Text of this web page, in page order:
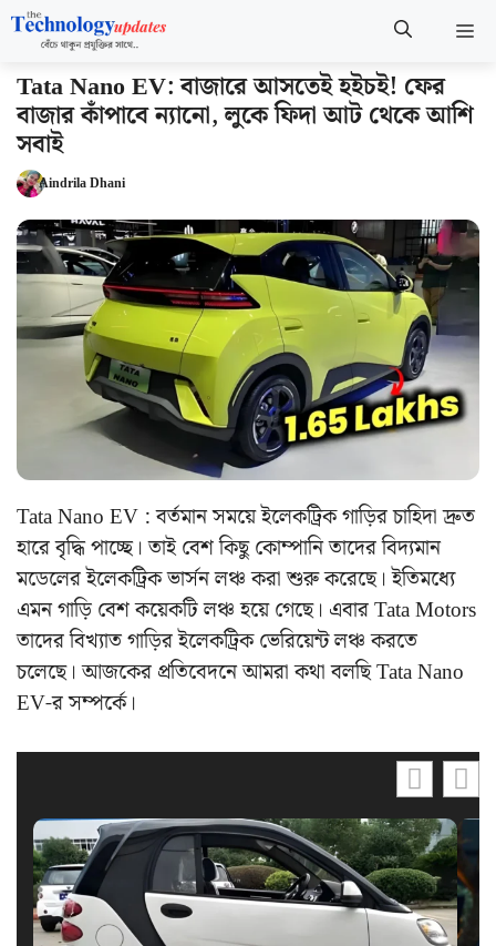
Skip
content
Tata Nano EV: বাজারে আসতেই হইচই! ফের
বাজার কাঁপাবে ন্যানো, লুকে ফিদা আট থেকে আশি
সবাই
Aindrila Dhani
Tata Nano EV : বর্তমান সময়ে ইলেকট্রিক গাড়ির চাহিদা দ্রুত
হারে বৃদ্ধি পাচ্ছে। তাই বেশ কিছু কোম্পানি তাদের বিদ্যমান
মডেলের ইলেকট্রিক ভার্সন লঞ্চ করা শুরু করেছে। ইতিমধ্যে
এমন গাড়ি বেশ কয়েকটি লঞ্চ হয়ে গেছে। এবার Tata Motors
তাদের বিখ্যাত গাড়ির ইলেকট্রিক ভেরিয়েন্ট লঞ্চ করতে
চলেছে। আজকের প্রতিবেদনে আমরা কথা বলছি Tata Nano
EV-র সম্পর্কে।